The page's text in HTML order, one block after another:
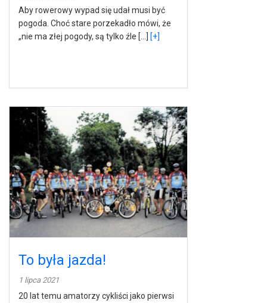
Aby rowerowy wypad się udał musi być
pogoda. Choć stare porzekadło mówi, że
„nie ma złej pogody, są tylko źle […]
[+]
To była jazda!
1 lipca 2021
20 lat temu amatorzy cykliści jako pierwsi